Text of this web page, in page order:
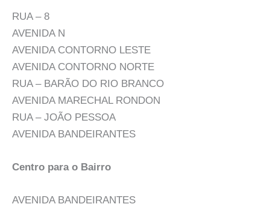
RUA – 8
AVENIDA N
AVENIDA CONTORNO LESTE
AVENIDA CONTORNO NORTE
RUA – BARÃO DO RIO BRANCO
AVENIDA MARECHAL RONDON
RUA – JOÃO PESSOA
AVENIDA BANDEIRANTES
Centro para o Bairro
AVENIDA BANDEIRANTES